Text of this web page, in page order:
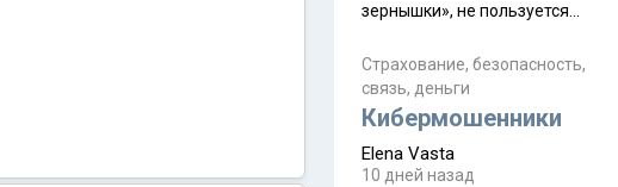
зернышки», не пользуется
заслужено, и чтобы попасть
на начало тропы показали
водителю карту, иначе
Пошли туда, потому что я
Страхование, безопасность,
связь, деньги
Кибермошенники
Elena Vasta
10 дней назад